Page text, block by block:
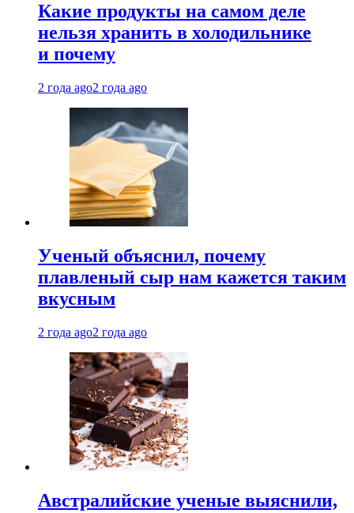
Какие продукты на самом деле
нельзя хранить в холодильнике
и почему
2 года ago2 года ago
Ученый объяснил, почему
плавленый сыр нам кажется таким
вкусным
2 года ago2 года ago
Австралийские ученые выяснили,